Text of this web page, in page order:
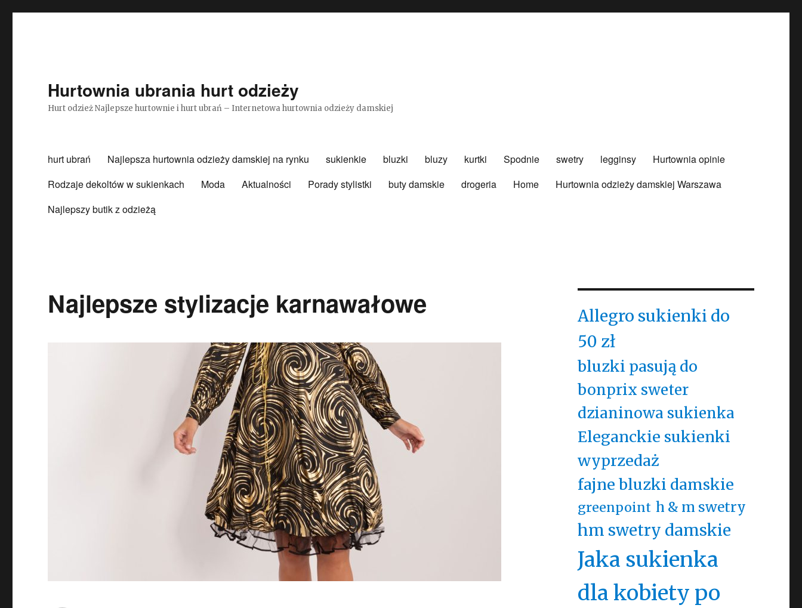
Hurtownia ubrania hurt odzieży
Hurt odzież Najlepsze hurtownie i hurt ubrań – Internetowa hurtownia odzieży damskiej
hurt ubrań Najlepsza hurtownia odzieży damskiej na rynku sukienkie bluzki bluzy kurtki Spodnie swetry legginsy
Hurtownia opinie
Rodzaje dekoltów w sukienkach
Moda Aktualności Porady stylistki buty damskie drogeria Home
Hurtownia odzieży damskiej Warszawa
Najlepszy butik z odzieżą
Najlepsze stylizacje karnawałowe
Allegro sukienki do
50 zł
bluzki pasują do
bonprix sweter
dzianinowa sukienka
Eleganckie sukienki
wyprzedaż
fajne bluzki damskie
greenpoint h & m swetry
hm swetry damskie
Jaka sukienka
dla kobiety po